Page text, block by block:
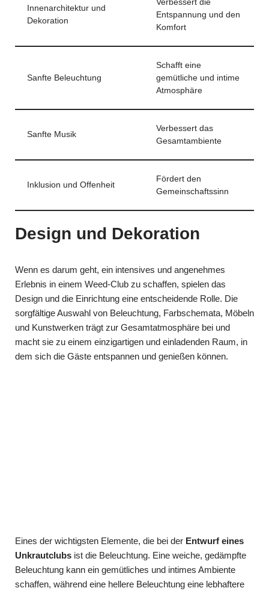
Innenarchitektur und
Dekoration
Verbessert die
Entspannung und den
Komfort
Sanfte Beleuchtung
Schafft eine
gemütliche und intime
Atmosphäre
Sanfte Musik
Verbessert das
Gesamtambiente
Inklusion und Offenheit
Fördert den
Gemeinschaftssinn
Design und Dekoration
Wenn es darum geht, ein intensives und angenehmes
Erlebnis in einem Weed-Club zu schaffen, spielen das
Design und die Einrichtung eine entscheidende Rolle. Die
sorgfältige Auswahl von Beleuchtung, Farbschemata, Möbeln
und Kunstwerken trägt zur Gesamtatmosphäre bei und
macht sie zu einem einzigartigen und einladenden Raum, in
dem sich die Gäste entspannen und genießen können.
Eines der wichtigsten Elemente, die bei der Entwurf eines
Unkrautclubs ist die Beleuchtung. Eine weiche, gedämpfte
Beleuchtung kann ein gemütliches und intimes Ambiente
schaffen, während eine hellere Beleuchtung eine lebhaftere